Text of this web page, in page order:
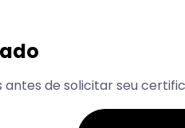
de solicitar seu